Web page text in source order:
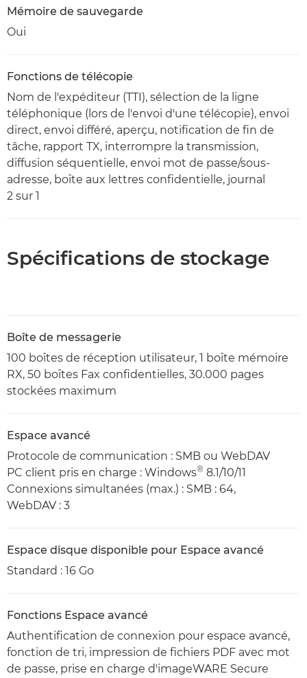
Mémoire de sauvegarde
Oui
Fonctions de télécopie
Nom de l'expéditeur (TTI), sélection de la ligne
téléphonique (lors de l'envoi d'une télécopie), envoi
direct, envoi différé, aperçu, notification de fin de
tâche, rapport TX, interrompre la transmission,
diffusion séquentielle, envoi mot de passe/sous-
adresse, boîte aux lettres confidentielle, journal
2 sur 1
Spécifications de stockage
Boîte de messagerie
100 boîtes de réception utilisateur, 1 boîte mémoire
RX, 50 boîtes Fax confidentielles, 30.000 pages
stockées maximum
Espace avancé
Protocole de communication : SMB ou WebDAV
PC client pris en charge : Windows® 8.1/10/11
Connexions simultanées (max.) : SMB : 64,
WebDAV : 3
Espace disque disponible pour Espace avancé
Standard : 16 Go
Fonctions Espace avancé
Authentification de connexion pour espace avancé,
fonction de tri, impression de fichiers PDF avec mot
de passe, prise en charge d'imageWARE Secure